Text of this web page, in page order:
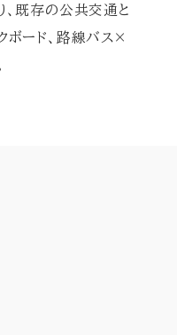
、既存の公共交通と
ード、路線バス×